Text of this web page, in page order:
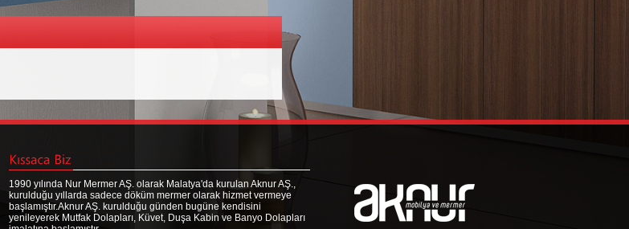
1990 yılında Nur Mermer AŞ. olarak Malatya'da kurulan Aknur AŞ.,
kurulduğu yıllarda sadece döküm mermer olarak hizmet vermeye
başlamıştır.Aknur AŞ. kurulduğu günden bugüne kendisini
yenileyerek Mutfak Dolapları, Küvet, Duşa Kabin ve Banyo Dolapları